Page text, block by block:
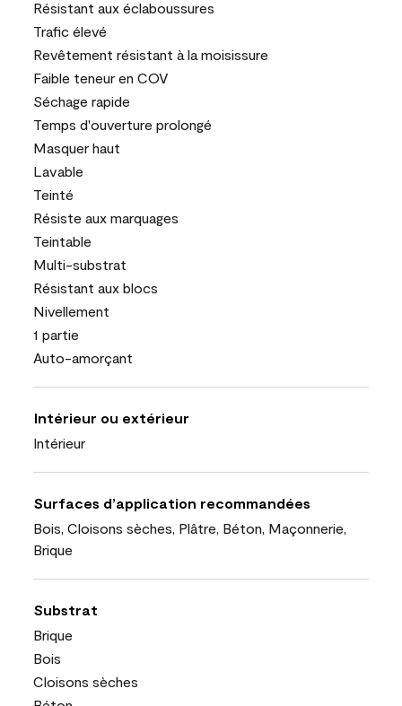
Résistant aux éclaboussures
Trafic élevé
Revêtement résistant à la moisissure
Faible teneur en COV
Séchage rapide
Temps d'ouverture prolongé
Masquer haut
Lavable
Teinté
Résiste aux marquages
Teintable
Multi-substrat
Résistant aux blocs
Nivellement
1 partie
Auto-amorçant
Intérieur ou extérieur
Intérieur
Surfaces d’application recommandées
Bois, Cloisons sèches, Plâtre, Béton, Maçonnerie,
Brique
Substrat
Brique
Bois
Cloisons sèches